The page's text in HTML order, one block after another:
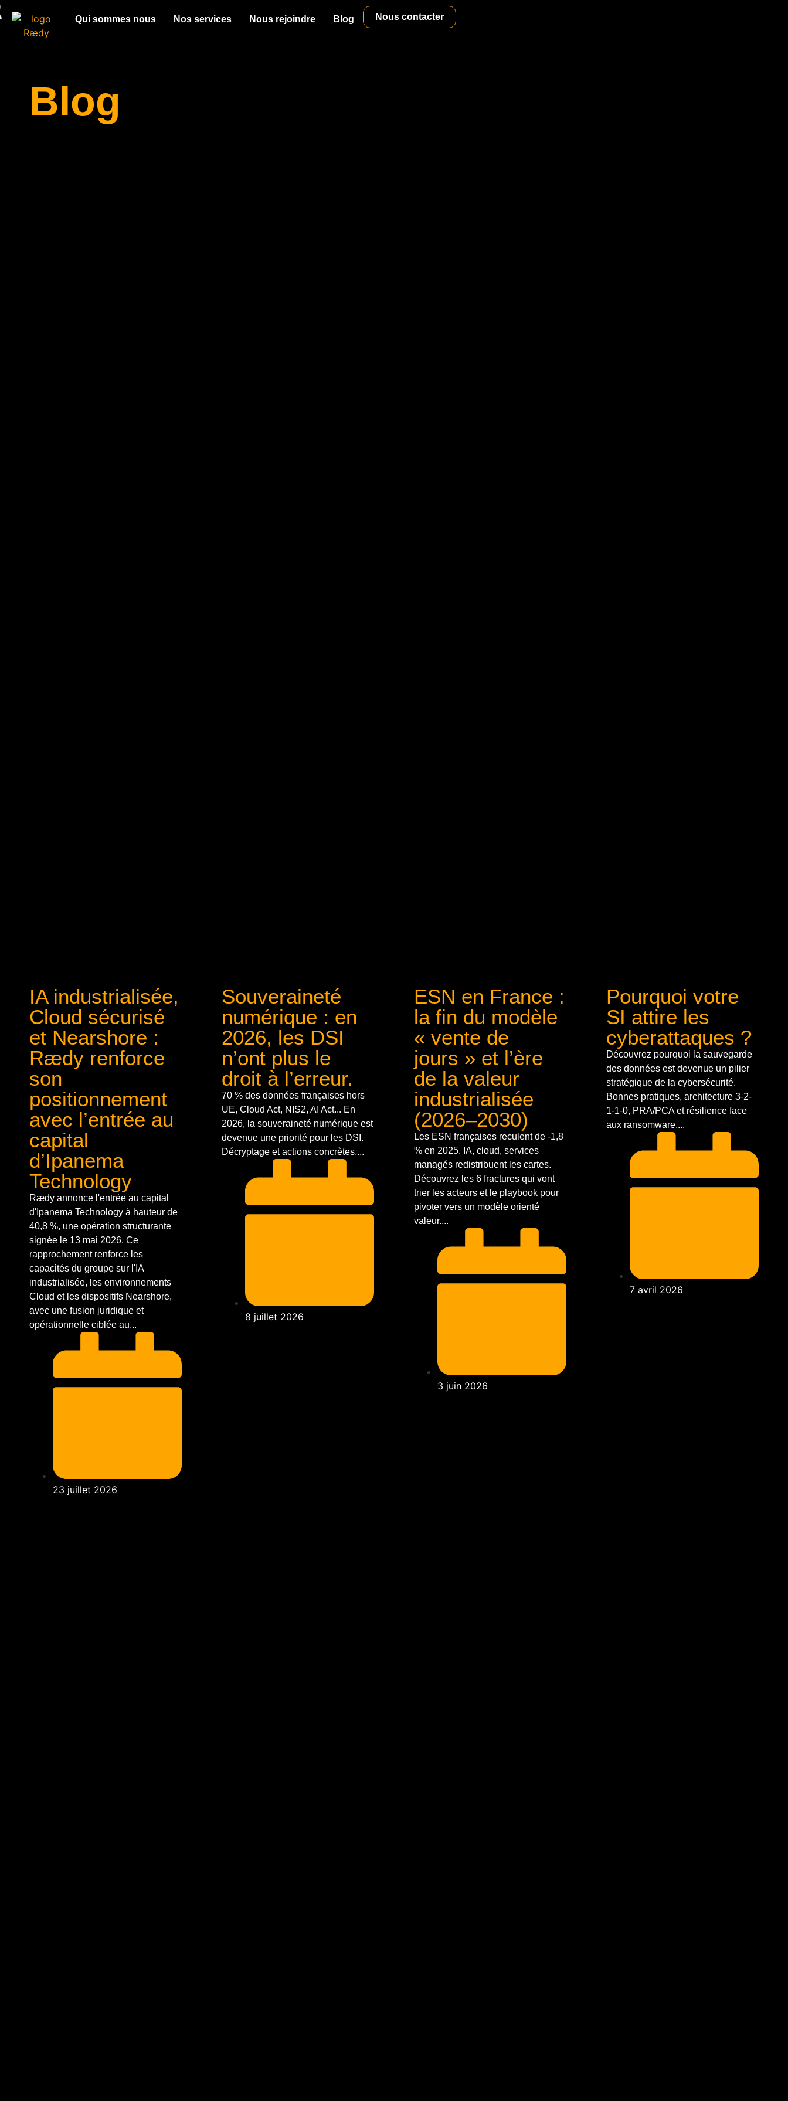
Qui sommes nous Nos services Nous rejoindre Blog Nous contacter
Blog
IA industrialisée,
Cloud sécurisé
et Nearshore :
Rædy renforce
son
positionnement
avec l’entrée au
capital
d’Ipanema
Technology
Rædy annonce l'entrée au capital
d'Ipanema Technology à hauteur de
40,8 %, une opération structurante
signée le 13 mai 2026. Ce
rapprochement renforce les
capacités du groupe sur l'IA
industrialisée, les environnements
Cloud et les dispositifs Nearshore,
avec une fusion juridique et
opérationnelle ciblée au...
23 juillet 2026
Souveraineté
numérique : en
2026, les DSI
n’ont plus le
droit à l’erreur.
70 % des données françaises hors
UE, Cloud Act, NIS2, AI Act... En
2026, la souveraineté numérique est
devenue une priorité pour les DSI.
Décryptage et actions concrètes....
8 juillet 2026
ESN en France :
la fin du modèle
« vente de
jours » et l’ère
de la valeur
industrialisée
(2026–2030)
Les ESN françaises reculent de -1,8
% en 2025. IA, cloud, services
managés redistribuent les cartes.
Découvrez les 6 fractures qui vont
trier les acteurs et le playbook pour
pivoter vers un modèle orienté
valeur....
3 juin 2026
Pourquoi votre
SI attire les
cyberattaques ?
Découvrez pourquoi la sauvegarde
des données est devenue un pilier
stratégique de la cybersécurité.
Bonnes pratiques, architecture 3-2-
1-1-0, PRA/PCA et résilience face
aux ransomware....
7 avril 2026